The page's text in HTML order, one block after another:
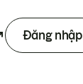
Đăng nhập